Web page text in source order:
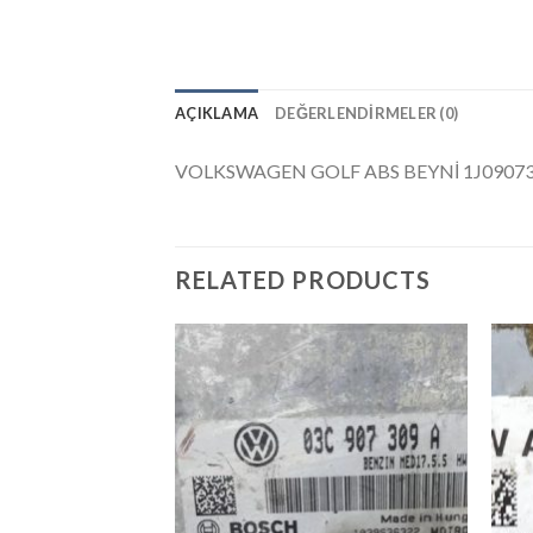
AÇIKLAMA DEĞERLENDIRMELER (0)
VOLKSWAGEN GOLF ABS BEYNİ
RELATED PRODUCTS
İstek
Listeme
Ekle